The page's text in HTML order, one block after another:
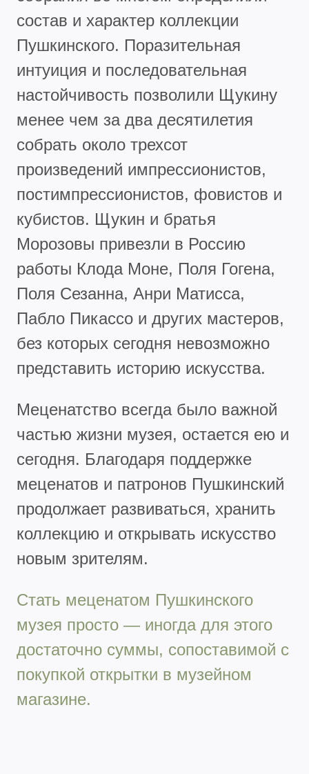
состав и характер коллекции
Пушкинского. Поразительная
интуиция и последовательная
настойчивость позволили Щукину
менее чем за два десятилетия
собрать около трехсот
произведений импрессионистов,
постимпрессионистов, фовистов и
кубистов. Щукин и братья
Морозовы привезли в Россию
работы Клода Моне, Поля Гогена,
Поля Сезанна, Анри Матисса,
Пабло Пикассо и других мастеров,
без которых сегодня невозможно
представить историю искусства.
Меценатство всегда было важной
частью жизни музея, остается ею и
сегодня. Благодаря поддержке
меценатов и патронов Пушкинский
продолжает развиваться, хранить
коллекцию и открывать искусство
новым зрителям.
Стать меценатом Пушкинского
музея просто — иногда для этого
достаточно суммы, сопоставимой с
покупкой открытки в музейном
магазине.